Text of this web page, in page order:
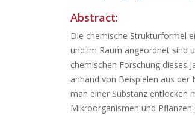
Abstract:
Die chemische Strukturformel
und im Raum angeordnet sind
chemischen Forschung dieses
anhand von Beispielen aus
man einer Substanz entlocken
Mikroorganismen und